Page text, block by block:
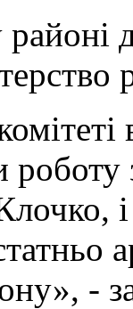
і
-